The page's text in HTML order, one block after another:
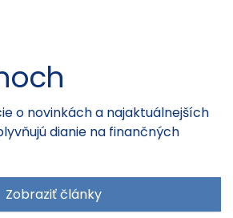
o novinkách a najaktuálnejších
dianie na finančných
Zobraziť články